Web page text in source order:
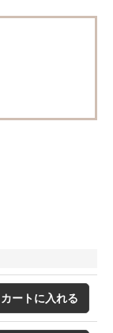
カートに入れる